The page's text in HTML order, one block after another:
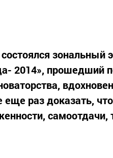
зональный
2014», прошедший
раз доказать,